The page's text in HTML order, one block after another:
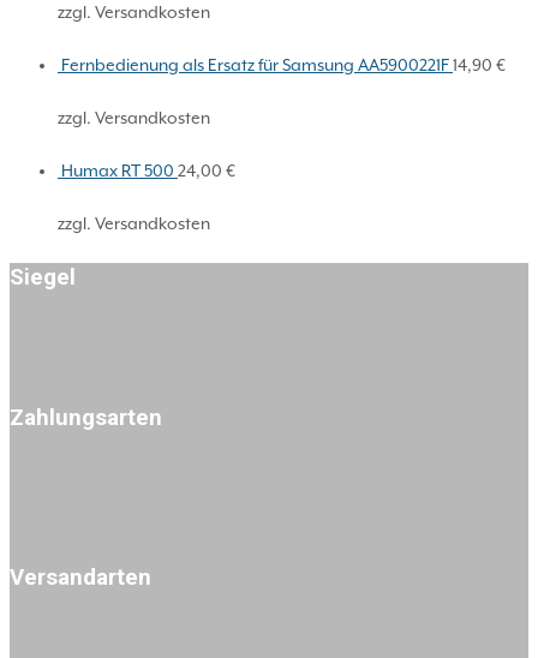
zzgl. Versandkosten
Fernbedienung als Ersatz für Samsung AA5900221F14,90 €
zzgl. Versandkosten
Humax RT 500 24,00 €
zzgl. Versandkosten
Siegel
Zahlungsarten
Versandarten